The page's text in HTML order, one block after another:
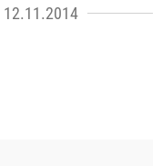
12.11.2014